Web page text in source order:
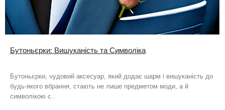
Бутоньєрки: Вишуканість та Символіка
Бутоньєрки, чудовий аксесуар, який додає шарм і вишуканість до
будь-якого вбрання, стають не лише предметом моди, а й
символікою с..